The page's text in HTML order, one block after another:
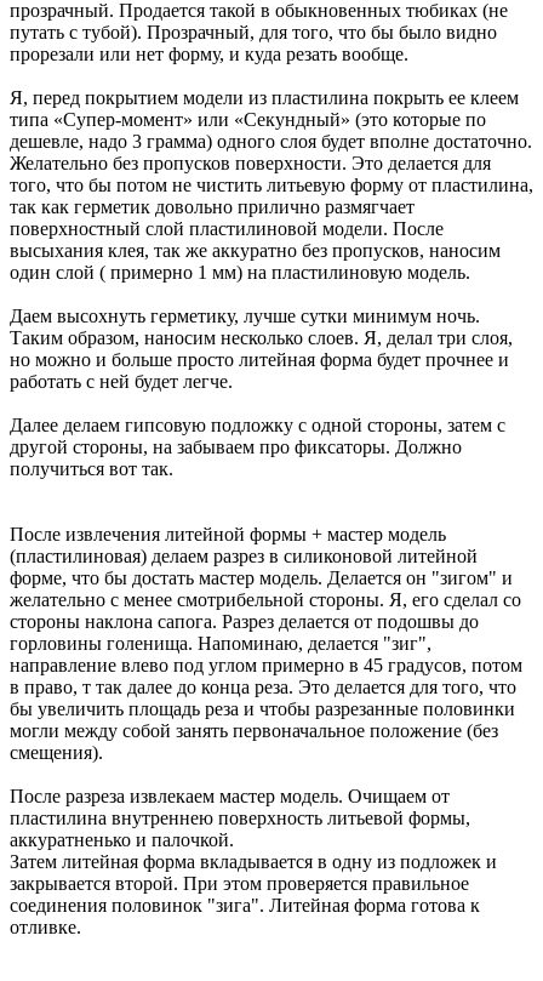
прозрачный. Продается такой в обыкновенных тюбиках (не
путать с тубой). Прозрачный, для того, что бы было видно
прорезали или нет форму, и куда резать вообще.
Я, перед покрытием модели из пластилина покрыть ее клеем
типа «Супер-момент» или «Секундный» (это которые по
дешевле, надо 3 грамма) одного слоя будет вполне достаточно.
Желательно без пропусков поверхности. Это делается для
того, что бы потом не чистить литьевую форму от пластилина,
так как герметик довольно прилично размягчает
поверхностный слой пластилиновой модели. После
высыхания клея, так же аккуратно без пропусков, наносим
один слой ( примерно 1 мм) на пластилиновую модель.
Даем высохнуть герметику, лучше сутки минимум ночь.
Таким образом, наносим несколько слоев. Я, делал три слоя,
но можно и больше просто литейная форма будет прочнее и
работать с ней будет легче.
Далее делаем гипсовую подложку с одной стороны, затем с
другой стороны, на забываем про фиксаторы. Должно
получиться вот так.
После извлечения литейной формы + мастер модель
(пластилиновая) делаем разрез в силиконовой литейной
форме, что бы достать мастер модель. Делается он "зигом" и
желательно с менее смотрибельной стороны. Я, его сделал со
стороны наклона сапога. Разрез делается от подошвы до
горловины голенища. Напоминаю, делается "зиг",
направление влево под углом примерно в 45 градусов, потом
в право, т так далее до конца реза. Это делается для того, что
бы увеличить площадь реза и чтобы разрезанные половинки
могли между собой занять первоначальное положение (без
смещения).
После разреза извлекаем мастер модель. Очищаем от
пластилина внутреннею поверхность литьевой формы,
аккуратненько и палочкой.
Затем литейная форма вкладывается в одну из подложек и
закрывается второй. При этом проверяется правильное
соединения половинок "зига". Литейная форма готова к
отливке.